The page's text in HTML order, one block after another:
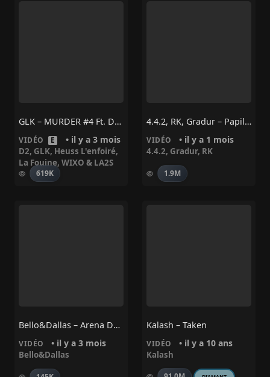
GLK – MURDER #4 Ft. D2, WIXO & LA2S, LA FOUINE, HEUSS L’ENFOIRE
VIDÉO E • il y a 3 mois
D2, GLK, Heuss L'enfoiré,
La Fouine, WIXO & LA2S
619K
4.4.2, RK, Gradur – Papillon
VIDÉO • il y a 1 mois
4.4.2, Gradur, RK
1.9M
Bello&Dallas – Arena De Cuba
VIDÉO • il y a 3 mois
Bello&Dallas
Kalash – Taken
VIDÉO • il y a 10 ans
Kalash